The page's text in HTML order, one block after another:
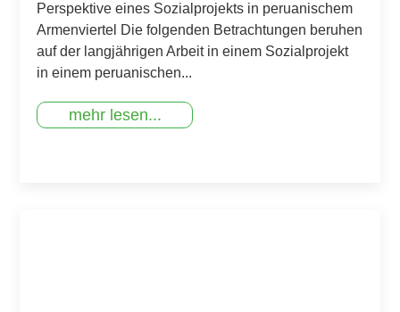
Perspektive eines Sozialprojekts in peruanischem
Armenviertel Die folgenden Betrachtungen beruhen
auf der langjährigen Arbeit in einem Sozialprojekt
in einem peruanischen...
mehr lesen...